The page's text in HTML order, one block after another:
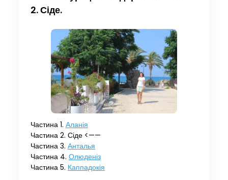
2. Сіде.
Частина 1. Аланія
Частина 2. Сіде <——
Частина 3. Анталья
Частина 4. Олюденіз
Частина 5. Каппадокія